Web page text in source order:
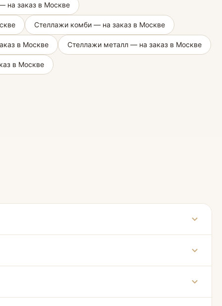
на заказ в Москве
Стеллажи комби — на заказ в Москве
в Москве Стеллажи металл — на заказ в Москве
в Москве